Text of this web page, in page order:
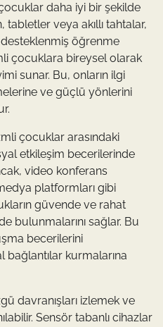
daha iyi bir şekilde
tabletler veya akıllı tahtalar,
desteklenmiş öğrenme
çocuklara bireysel olarak
sunar. Bu, onların ilgi
ve güçlü yönlerini
çocuklar arasındaki
etkileşim becerilerinde
video konferans
platformları gibi
güvende ve rahat
bulunmalarını sağlar. Bu
becerilerini
kurmalarına
davranışları izlemek ve
Sensör tabanlı cihazlar